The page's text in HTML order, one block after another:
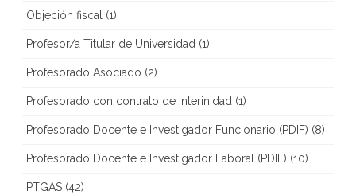
Objeción fiscal (1)
Profesor/a Titular de Universidad (1)
Profesorado Asociado (2)
Profesorado con contrato de Interinidad (1)
Profesorado Docente e Investigador Funcionario (PDIF) (8)
Profesorado Docente e Investigador Laboral (PDIL) (10)
PTGAS (42)